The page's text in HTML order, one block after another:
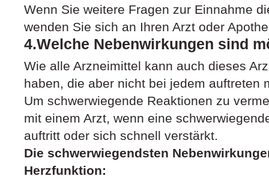
Wenn Sie weitere Fragen zur Einnahme
wenden Sie sich an Ihren Arzt oder
4.Welche Nebenwirkungen sind
Wie alle Arzneimittel kann auch dieses
haben, die aber nicht bei jedem auftreten
Um schwerwiegende Reaktionen zu
mit einem Arzt, wenn eine
auftritt oder sich schnell verstärkt.
Die schwerwiegendsten
Herzfunktion: